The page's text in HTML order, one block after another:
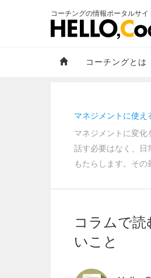
コーチングの情報ポータルサイ
コーチングとは
マネジメントに使え
マネジメントに変化
話す必要はなく、日
もたらします。その
コラムで
いこと